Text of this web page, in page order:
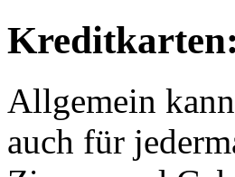
Allgemein
auch für